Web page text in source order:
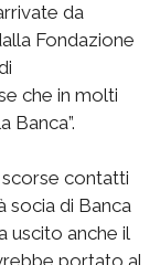
da
Fondazione
che in molti
Banca”.
contatti
socia di Banca
uscito anche il
portato al